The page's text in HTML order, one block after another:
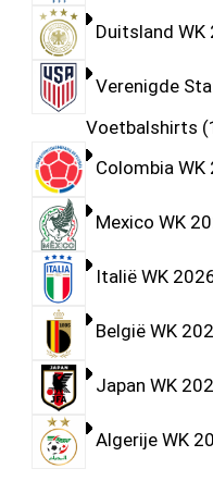
Duitsland
Verenigde
Voetbalshirts
Colombia
Mexico WK
Italië WK
België WK
Japan WK
Algerije WK